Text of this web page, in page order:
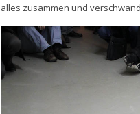
alles zusammen und